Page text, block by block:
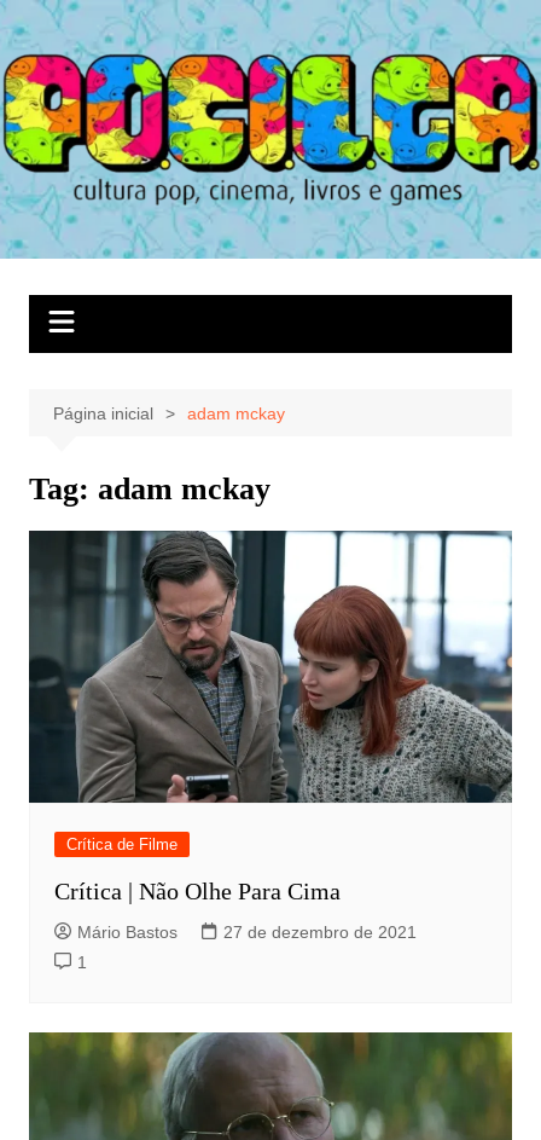
Ir
para
o
conteúdo
Página inicial adam mckay
Tag: adam mckay
Crítica de Filme
Crítica | Não Olhe Para Cima
Mário Bastos
27 de dezembro de 2021
1